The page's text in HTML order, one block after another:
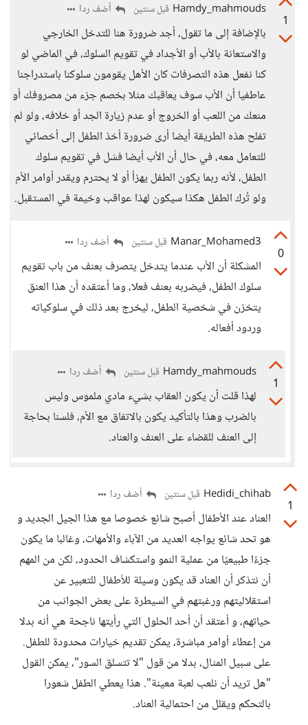
1
Hamdy_mahmouds قبل سنتين أضف ردا
بالإضافة إلى ما تقول، أجد ضرورة هنا للتدخل الخارجي
والاستعانة بالأب أو الأجداد في تقويم السلوك، في الماضي لو
كنا نفعل هذه التصرفات كان الأهل يقومون سلوكنا باستدراجنا
عاطفيا أن الأب سوف يعاقبك مثلا بخصم جزء من مصروفك أو
منعك من اللعب أو الخروج أو عدم زيارة الجد أو خلافه، ولو لم
تفلح هذه الطريقة أيضا أرى ضرورة أخذ الطفل إلى أخصائي
للتعامل معه، في حال أن الأب أيضا فشل في تقويم سلوك
الطفل، لأنه ربما يكون الطفل يهزأ أو لا يحترم ويقدر أوامر الأم
ولو تُرك الطفل هكذا سيكون لهذا عواقب وخيمة في المستقبل.
0
Manar_Mohamed3 قبل سنتين أضف ردا
المشكلة أن الأب عندما يتدخل يتصرف بعنف من باب تقويم
سلوك الطفل، فيضربه بعنف فعلا، وما أعتقده أن هذا العنق
يتخزن في شخصية الطفل، ليخرج بعد ذلك في سلوكياته
وردود أفعاله.
1
Hamdy_mahmouds قبل سنتين أضف ردا
لهذا قلت أن يكون العقاب بشيء مادي ملموس وليس
بالضرب وهذا بالتأكيد يكون بالاتفاق مع الأم، فلسنا بحاجة
إلى العنف للقضاء على العنف والعناد.
1
Hedidi_chihab قبل سنتين أضف ردا
العناد عند الأطفال أصبح شائع خصوصا مع هذا الجيل الجديد و
هو تحد شائع يواجه العديد من الآباء والأمهات، وغالبا ما يكون
جزءًا طبيعيًا من عملية النمو واستكشاف الحدود، لكن من المهم
أن نتذكر أن العناد قد يكون وسيلة للأطفال للتعبير عن
استقلاليتهم ورغبتهم في السيطرة على بعض الجوانب من
حياتهم، و أعتقد أن أحد الحلول التي رأيتها ناجحة هي أنه بدلا
من إعطاء أوامر مباشرة، يمكن تقديم خيارات محدودة للطفل.
على سبيل المثال، بدلا من قول "لا تتسلق السور"، يمكن القول
"هل تريد أن نلعب لعبة معينة". هذا يعطي الطفل شعورا
بالتحكم ويقلل من احتمالية العناد.